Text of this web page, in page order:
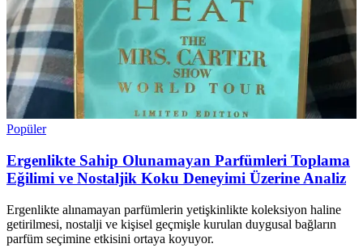
Popüler
Ergenlikte Sahip Olunamayan Parfümleri Toplama
Eğilimi ve Nostaljik Koku Deneyimi Üzerine Analiz
Ergenlikte alınamayan parfümlerin yetişkinlikte koleksiyon haline
getirilmesi, nostalji ve kişisel geçmişle kurulan duygusal bağların
parfüm seçimine etkisini ortaya koyuyor.